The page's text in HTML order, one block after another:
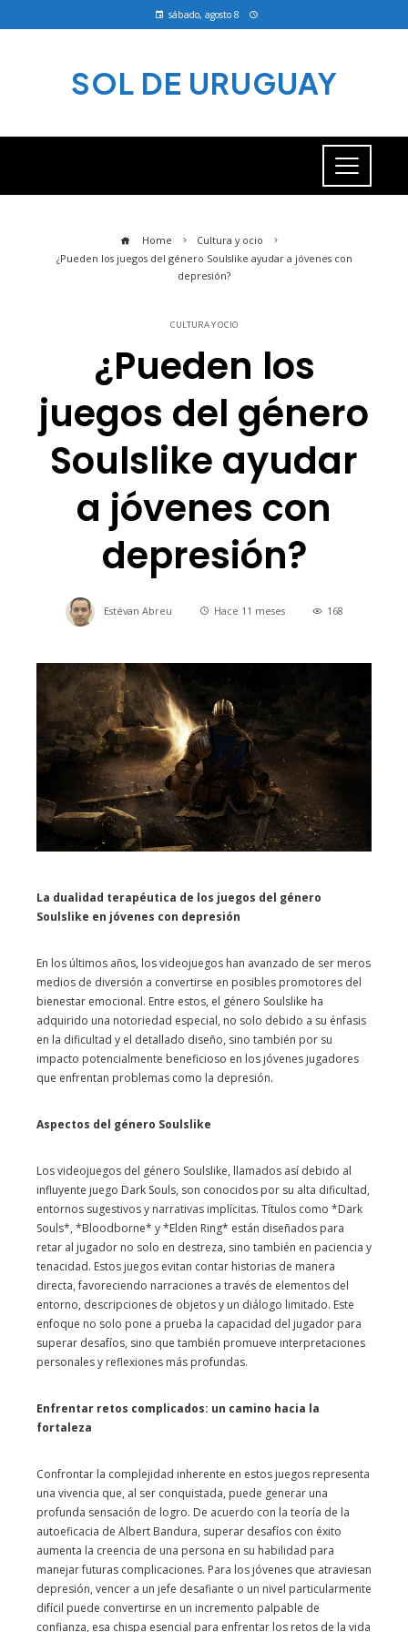
sábado, agosto 8
SOL DE URUGUAY
Home
Cultura y ocio
¿Pueden los juegos del género Soulslike ayudar a jóvenes con
depresión?
CULTURA Y OCIO
¿Pueden los
juegos del género
Soulslike ayudar
a jóvenes con
depresión?
Estévan Abreu Hace 11 meses 168
La dualidad terapéutica de los juegos del género
Soulslike en jóvenes con depresión
En los últimos años, los videojuegos han avanzado de ser meros
medios de diversión a convertirse en posibles promotores del
bienestar emocional. Entre estos, el género Soulslike ha
adquirido una notoriedad especial, no solo debido a su énfasis
en la dificultad y el detallado diseño, sino también por su
impacto potencialmente beneficioso en los jóvenes jugadores
que enfrentan problemas como la depresión.
Aspectos del género Soulslike
Los videojuegos del género Soulslike, llamados así debido al
influyente juego Dark Souls, son conocidos por su alta dificultad,
entornos sugestivos y narrativas implícitas. Títulos como *Dark
Souls*, *Bloodborne* y *Elden Ring* están diseñados para
retar al jugador no solo en destreza, sino también en paciencia y
tenacidad. Estos juegos evitan contar historias de manera
directa, favoreciendo narraciones a través de elementos del
entorno, descripciones de objetos y un diálogo limitado. Este
enfoque no solo pone a prueba la capacidad del jugador para
superar desafíos, sino que también promueve interpretaciones
personales y reflexiones más profundas.
Enfrentar retos complicados: un camino hacia la
fortaleza
Confrontar la complejidad inherente en estos juegos representa
una vivencia que, al ser conquistada, puede generar una
profunda sensación de logro. De acuerdo con la teoría de la
autoeficacia de Albert Bandura, superar desafíos con éxito
aumenta la creencia de una persona en su habilidad para
manejar futuras complicaciones. Para los jóvenes que atraviesan
depresión, vencer a un jefe desafiante o un nivel particularmente
difícil puede convertirse en un incremento palpable de
confianza, esa chispa esencial para enfrentar los retos de la vida